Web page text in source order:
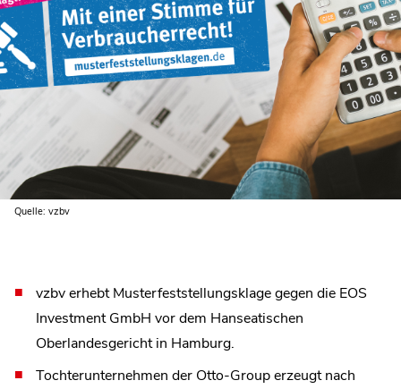
Quelle: vzbv
vzbv erhebt Musterfeststellungsklage gegen die EOS
Investment GmbH vor dem Hanseatischen
Oberlandesgericht in Hamburg.
Tochterunternehmen der Otto-Group erzeugt nach